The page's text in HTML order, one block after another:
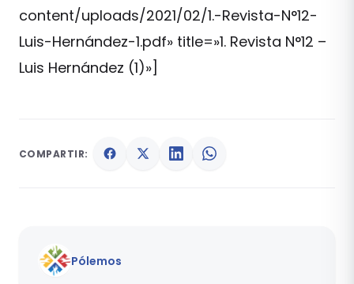
content/uploads/2021/02/1.-Revista-N°12-
Luis-Hernández-1.pdf» title=»1. Revista N°12 –
Luis Hernández (1)»]
COMPARTIR:
Pólemos